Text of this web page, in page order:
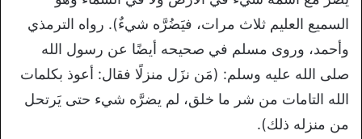
السميع العليم ثلاث مرات، فيَضُرَّه شيءٌ). رواه الترمذي
وأحمد، وروى مسلم في صحيحه أيضًا عن رسول الله
صلى الله عليه وسلم: (مَن نزَل منزلًا فقال: أعوذ بكلمات
الله التامات من شر ما خلق، لم يضرَّه شيء حتى يَرتحل
من منزله ذلك).